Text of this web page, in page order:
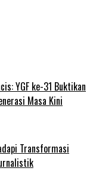
YGF ke-31 Buktikan
Masa Kini
Transformasi